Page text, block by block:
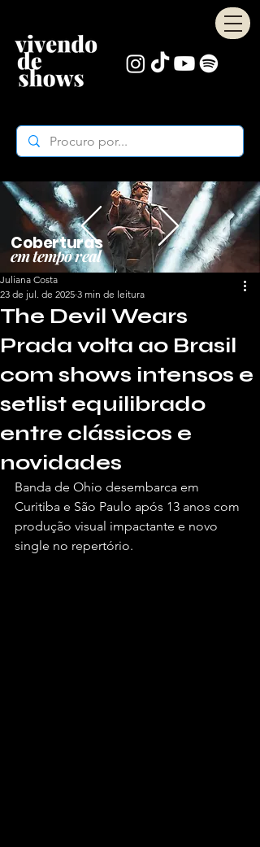
Coberturas
em tempo real
The Devil Wears
Prada volta ao Brasil
com shows intensos e
setlist equilibrado
entre clássicos e
novidades
Juliana Costa
23 de jul. de 2025 3 min de leitura
Banda de Ohio desembarca em
Curitiba e São Paulo após 13 anos com
produção visual impactante e novo
single no repertório.